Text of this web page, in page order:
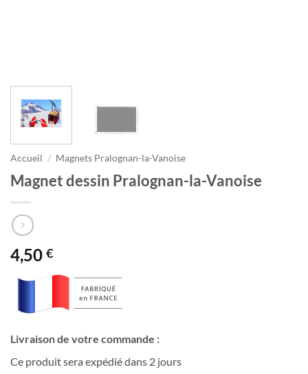
Accueil / Magnets Pralognan-la-Vanoise
Magnet dessin Pralognan-la-Vanoise
4,50 €
Livraison de votre commande :
Ce produit sera expédié dans 2 jours